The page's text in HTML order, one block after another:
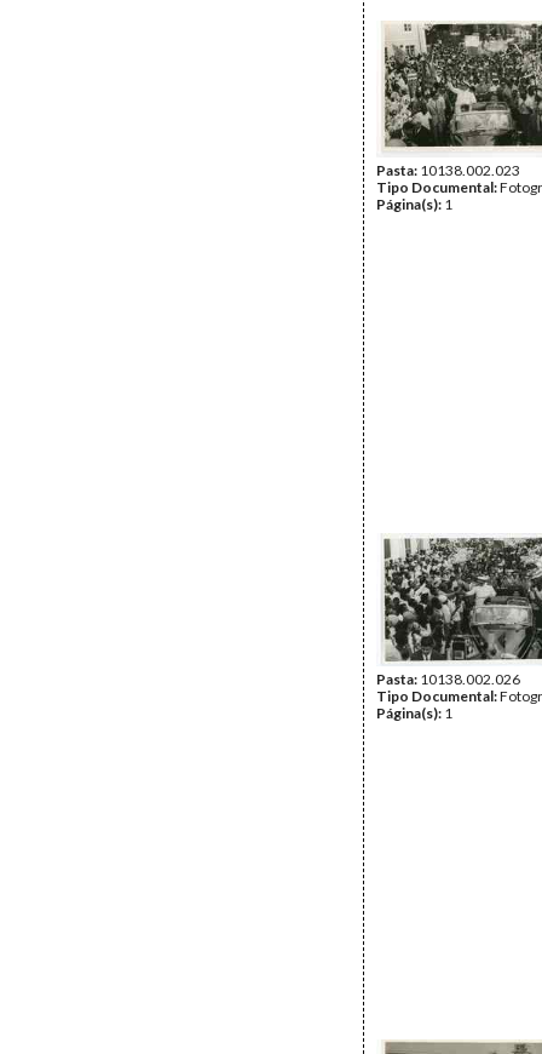
Pasta: 10138.002.023
Tipo Documental:
Página(s): 1
Pasta: 10138.002.026
Tipo Documental:
Página(s): 1